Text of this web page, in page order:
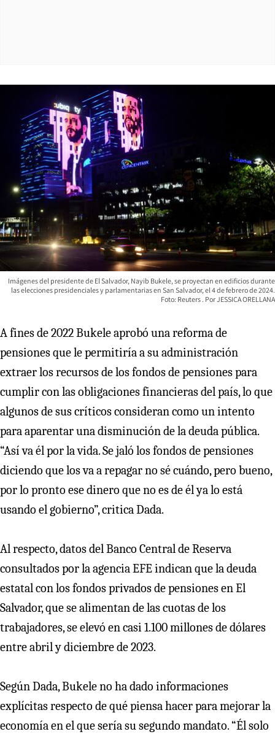
Imágenes del presidente de El Salvador, Nayib Bukele, se proyectan en edificios durante
las elecciones presidenciales y parlamentarias en San Salvador, el 4 de febrero de 2024.
Foto: Reuters
JESSICA ORELLANA
A fines de 2022 Bukele aprobó una reforma de
pensiones que le permitiría a su administración
extraer los recursos de los fondos de pensiones para
cumplir con las obligaciones financieras del país, lo que
algunos de sus críticos consideran como un intento
para aparentar una disminución de la deuda pública.
“Así va él por la vida. Se jaló los fondos de pensiones
diciendo que los va a repagar no sé cuándo, pero bueno,
por lo pronto ese dinero que no es de él ya lo está
usando el gobierno”, critica Dada.
Al respecto, datos del Banco Central de Reserva
consultados por la agencia EFE indican que la deuda
estatal con los fondos privados de pensiones en El
Salvador, que se alimentan de las cuotas de los
trabajadores, se elevó en casi 1.100 millones de dólares
entre abril y diciembre de 2023.
Según Dada, Bukele no ha dado informaciones
explícitas respecto de qué piensa hacer para mejorar la
economía en el que sería su segundo mandato. “Él solo